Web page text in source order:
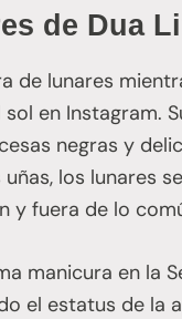
de Dua
de lunares
en Instagram.
negras y
los lunares
y fuera de lo
manicura en la
el estatus de la